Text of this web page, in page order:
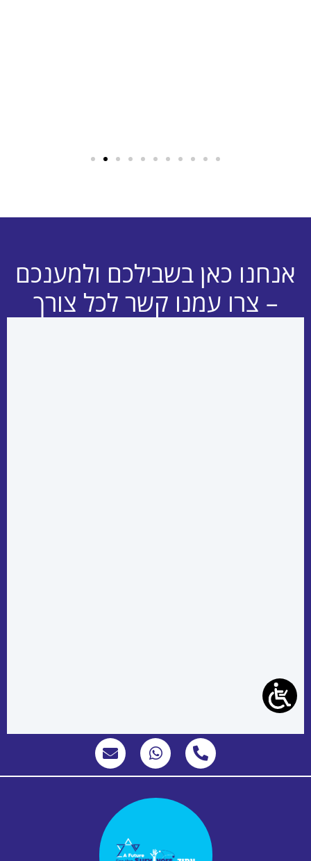
אנחנו כאן בשבילכם ולמענכם
– צרו עמנו קשר לכל צורך